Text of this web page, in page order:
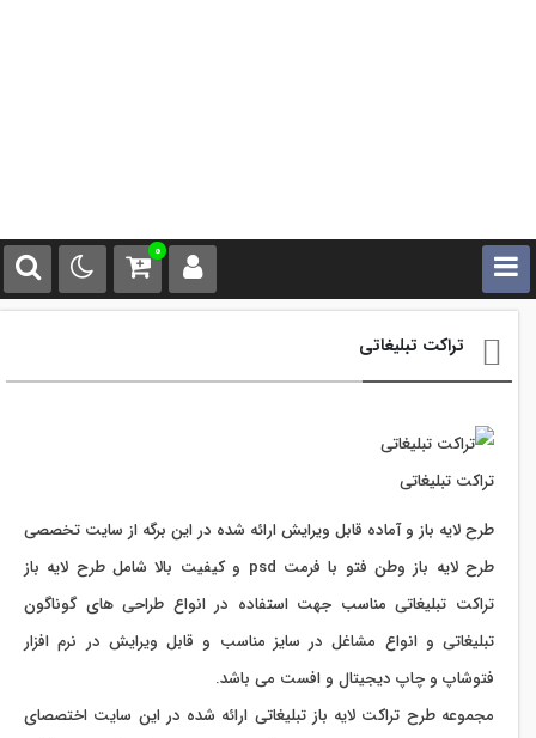
0
تراکت تبلیغاتی
تراکت تبلیغاتی
طرح لایه باز و آماده قابل ویرایش ارائه شده در این برگه از سایت تخصصی
طرح لایه باز وطن فتو با فرمت psd و کیفیت بالا شامل طرح لایه باز
تراکت تبلیغاتی مناسب جهت استفاده در انواع طراحی های گوناگون
تبلیغاتی و انواع مشاغل در سایز مناسب و قابل ویرایش در نرم افزار
فتوشاپ و چاپ دیجیتال و افست می باشد.
مجموعه طرح تراکت لایه باز تبلیغاتی ارائه شده در این سایت اختصصای